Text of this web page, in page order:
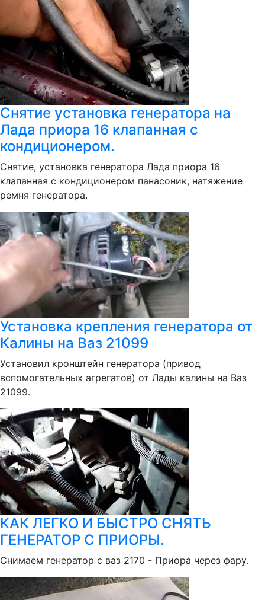
Снятие установка генератора на
Лада приора 16 клапанная с
кондиционером.
Снятие, установка генератора Лада приора 16
клапанная с кондиционером панасоник, натяжение
ремня генератора.
Установка крепления генератора от
Калины на Ваз 21099
Установил кронштейн генератора (привод
вспомогательных агрегатов) от Лады калины на Ваз
21099.
КАК ЛЕГКО И БЫСТРО СНЯТЬ
ГЕНЕРАТОР С ПРИОРЫ.
Снимаем генератор с ваз 2170 - Приора через фару.